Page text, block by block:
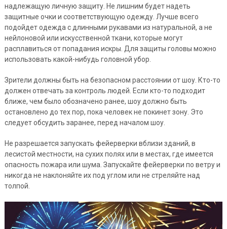
надлежащую личную защиту. Не лишним будет надеть
защитные очки и соответствующую одежду. Лучше всего
подойдет одежда с длинными рукавами из натуральной, а не
нейлоновой или искусственной ткани, которые могут
расплавиться от попадания искры. Для защиты головы можно
использовать какой-нибудь головной убор.
Зрители должны быть на безопасном расстоянии от шоу. Кто-то
должен отвечать за контроль людей. Если кто-то подходит
ближе, чем было обозначено ранее, шоу должно быть
остановлено до тех пор, пока человек не покинет зону. Это
следует обсудить заранее, перед началом шоу.
Не разрешается запускать фейерверки вблизи зданий, в
лесистой местности, на сухих полях или в местах, где имеется
опасность пожара или шума. Запускайте фейерверки по ветру и
никогда не наклоняйте их под углом или не стреляйте над
толпой.